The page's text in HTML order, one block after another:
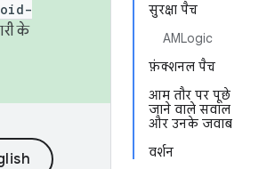
सुरक्षा पैच
AMLogic
फ़ंक्शनल पैच
आम तौर पर पूछे
जाने वाले सवाल
और उनके जवाब
वर्शन
के